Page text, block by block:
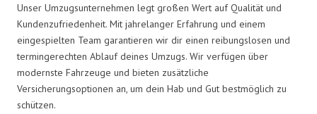
Unser Umzugsunternehmen legt großen Wert auf Qualität und
Kundenzufriedenheit. Mit jahrelanger Erfahrung und einem
eingespielten Team garantieren wir dir einen reibungslosen und
termingerechten Ablauf deines Umzugs. Wir verfügen über
modernste Fahrzeuge und bieten zusätzliche
Versicherungsoptionen an, um dein Hab und Gut bestmöglich zu
schützen.